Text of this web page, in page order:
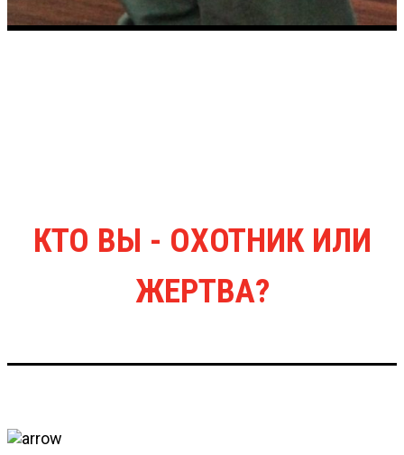
КТО ВЫ - ОХОТНИК ИЛИ
ЖЕРТВА?